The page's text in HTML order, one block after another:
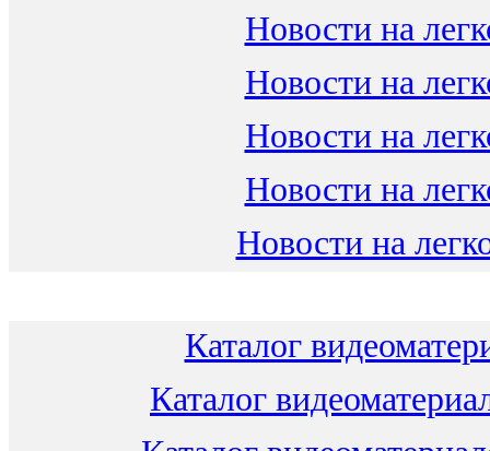
Новости на
Новости на
Новости на
Новости на
Новости на
Каталог
Каталог